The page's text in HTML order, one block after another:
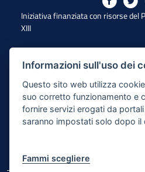
Iniziativa finanziata con risorse del
XIII
Dichiarazione di Accessibilità
Note Legali
Cookie e Privacy
Mappa del sito
Informazioni sull'uso dei
Questo sito web utilizza
suo corretto funzionamento e
fornire servizi erogati da
saranno impostati solo dopo il
Fammi scegliere